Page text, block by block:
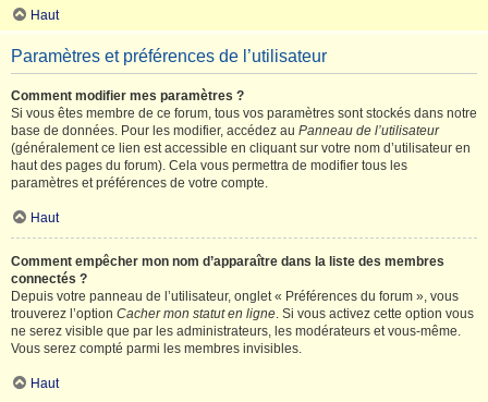
Haut
Paramètres et préférences de l’utilisateur
Comment modifier mes paramètres ?
Si vous êtes membre de ce forum, tous vos paramètres sont stockés dans notre
base de données. Pour les modifier, accédez au Panneau de l’utilisateur
(généralement ce lien est accessible en cliquant sur votre nom d’utilisateur en
haut des pages du forum). Cela vous permettra de modifier tous les
paramètres et préférences de votre compte.
Haut
Comment empêcher mon nom d’apparaître dans la liste des membres
connectés ?
Depuis votre panneau de l’utilisateur, onglet « Préférences du forum », vous
trouverez l’option Cacher mon statut en ligne. Si vous activez cette option vous
ne serez visible que par les administrateurs, les modérateurs et vous-même.
Vous serez compté parmi les membres invisibles.
Haut